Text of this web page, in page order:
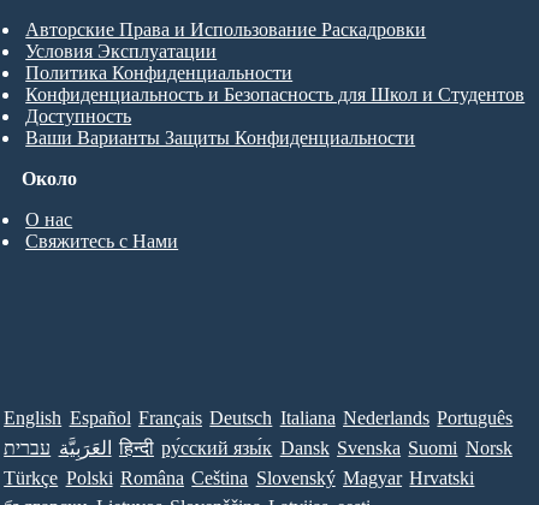
Около
О нас
Свяжитесь с Нами
Авторские Права и Использование Раскадровки
Условия Эксплуатации
Политика Конфиденциальности
Конфиденциальность и Безопасность для Школ и Студентов
Доступность
Ваши Варианты Защиты Конфиденциальности
English Español Français Deutsch Italiana Nederlands Português
עברית العَرَبِيَّة हिन्दी ру́сский язы́к Dansk Svenska Suomi Norsk
Türkçe Polski Româna Ceština Slovenský Magyar Hrvatski